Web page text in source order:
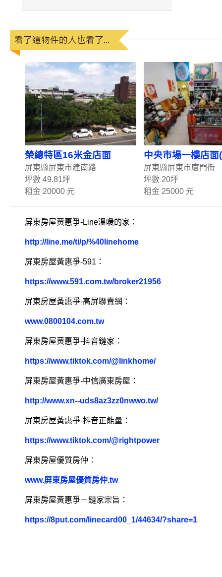
榮總特區16米金店面
屏東縣屏東市建南路
坪數 49.81坪
租金 20000 元
中央市場一樓店面
屏東縣屏東市廈門街
坪數 20坪
租金 25000 元
屏東房屋黃惠爭-Line溫暖的家：
http://line.me/ti/p/%40linehome
屏東房屋黃惠爭-591：
https://www.591.com.tw/broker21956
屏東房屋黃惠爭-高屏聯賣網：
www.0800104.com.tw
屏東房屋黃惠爭-抖音鏈家：
https://www.tiktok.com/@linkhome/
屏東房屋黃惠爭-中信廣東房屋：
http://www.xn--uds8az3zz0nwwo.tw/
屏東房屋黃惠爭-抖音正能量：
https://www.tiktok.com/@rightpower
屏東房屋優質房仲：
www.屏東房屋優質房仲.tw
屏東房屋黃惠爭－鏈家宗旨：
https://8put.com/linecard00_1/44634/?share=1